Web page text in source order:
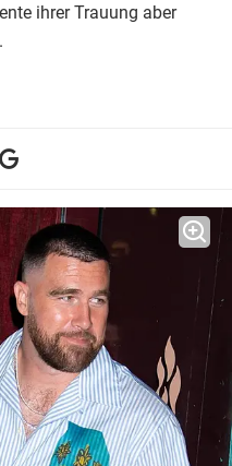
ihrer Trauung aber